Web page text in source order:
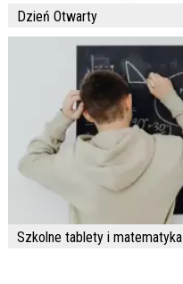
Dzień Otwarty
Szkolne tablety i matematyka